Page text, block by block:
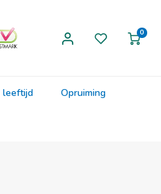
0
leeftijd Opruiming